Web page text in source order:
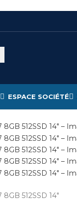
ESPACE SOCIÉTÉ